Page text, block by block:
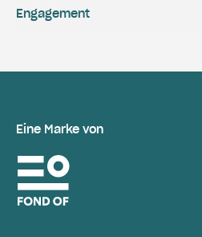
Engagement
Eine Marke von